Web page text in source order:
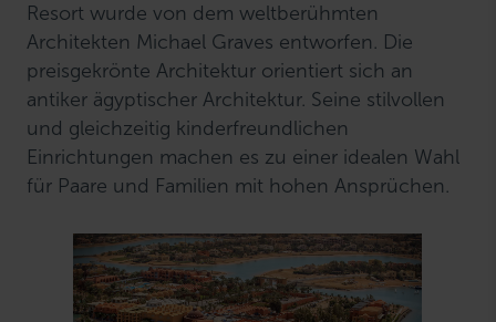
Resort wurde von dem weltberühmten
Architekten Michael Graves entworfen. Die
preisgekrönte Architektur orientiert sich an
antiker ägyptischer Architektur. Seine stilvollen
und gleichzeitig kinderfreundlichen
Einrichtungen machen es zu einer idealen Wahl
für Paare und Familien mit hohen Ansprüchen.